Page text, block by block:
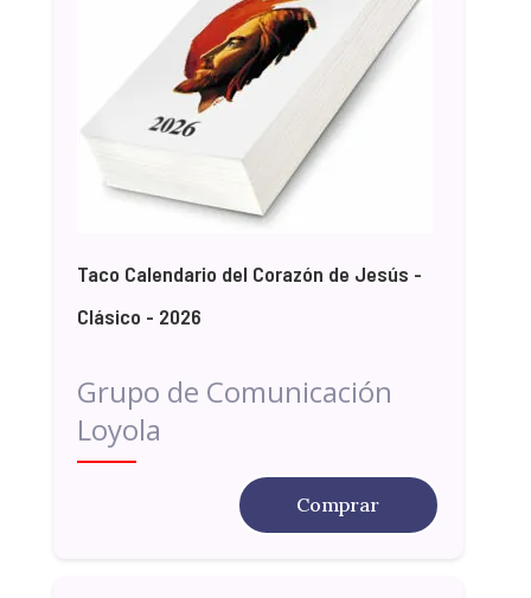
Taco Calendario del Corazón de Jesús -
Clásico - 2026
Grupo de Comunicación
Loyola
Comprar